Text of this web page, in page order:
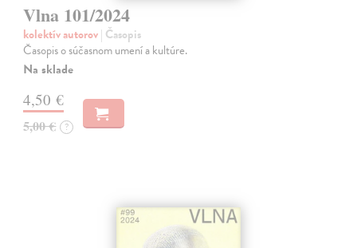
Vlna 101/2024
kolektív autorov| Časopis
Časopis o súčasnom umení a kultúre.
Na sklade
4,50 €
5,00 € ?